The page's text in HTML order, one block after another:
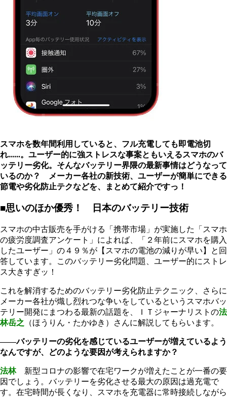
スマホを数年間利用していると、フル充電しても即電池切
れ......。ユーザー的に強ストレスな事案ともいえるスマホのバ
ッテリー劣化。そんなバッテリー界隈の最新事情はどうなって
いるのか？ メーカー各社の新技術、ユーザーが簡単にできる
節電や劣化防止テクなどを、まとめて紹介ですっ！
■思いのほか優秀！ 日本のバッテリー技術
スマホの中古販売を手がける「携帯市場」が実施した「スマホ
の疲労度調査アンケート」によれば、「２年前にスマホを購入
したユーザー」の４９％が【スマホの電池の減りが早い】と回
答しています。このバッテリー劣化問題、ユーザー的にストレ
ス大きすぎッ！
これを解消するためのバッテリー劣化防止テクニック、さらに
メーカー各社が熾し烈れつな争いをしているというスマホバッ
テリー開発にまつわる最新の話題を、ＩＴジャーナリストの法
林岳之 （ほうりん・たかゆき）さんに解説してもらいます。
――バッテリーの劣化を感じているユーザーが増えているよう
なんですが、どのような要因が考えられますか？
法林新型コロナの影響で在宅ワークが増えたことが一番の要
因でしょう。バッテリーを劣化させる最大の原因は過充電で
す。在宅時間が長くなり、スマホを充電器に常時接続しながら